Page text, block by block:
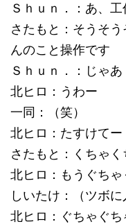
Ｓｈｕｎ．：あ、工
さたもと：そうそ
んのこと操作です
Ｓｈｕｎ．：じゃ
北ヒロ：うわー
一同：（笑）
北ヒロ：たすけてー
さたもと：くちゃ
北ヒロ：もうぐちゃ
しいたけ：（ツボに
北ヒロ：ぐちゃぐ